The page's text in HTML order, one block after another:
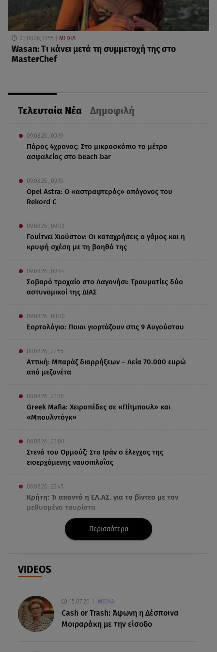
Τελευταία Νέα Δημοφιλή
09.08.26 , 09:19
Πάρος 4χρονος: Στο μικροσκόπιο τα μέτρα
ασφαλείας στο beach bar
09.08.26 , 09:15
Opel Astra: Ο «αστραφτερός» απόγονος του
Rekord C
09.08.26 , 09:03
Γουίτνεϊ Χιούστον: Οι καταχρήσεις ο γάμος και η
κρυφή σχέση με τη βοηθό της
09.08.26 , 08:44
Σοβαρό τροχαίο στο Λαγονήσι: Τραυματίες δύο
αστυνομικοί της ΔΙΑΣ
09.08.26 , 03:00
Εορτολόγιο: Ποιοι γιορτάζουν στις 9 Αυγούστου
08.08.26 , 23:55
Αττική: Μπαράζ διαρρήξεων – Λεία 70.000 ευρώ
από μεζονέτα
08.08.26 , 23:30
Greek Mafia: Χειροπέδες σε «Πίτμπουλ» και
«Μπουλντόγκ»
08.08.26 , 23:00
Στενά του Ορμούζ: Στο Ιράν ο έλεγχος της
εισερχόμενης ναυσιπλοΐας
08.08.26 , 22:45
Κρήτη: Τι απαντά η ΕΛ.ΑΣ. για το βίντεο με τον
μεθυσμένο τουρίστα
08.08.26 , 22:33
Αλεξανδρούπολη: Ανασύρθηκε χωρίς τις
αισθήσεις του ηλικιωμένος από πηγάδι
08.08.26 , 22:15
δηλητηρίασαν δύο δέντρα
08.08.26 , 21:50
Πάρος: Γονείς και ιδιοκτήτης κατηγορούνται για
Περισσότερα
VIDEOS
15.07.26 MEDIA
Cash or Trash: Άφωνη η Δέσποινα
Μοιραράκη με την είσοδο
03.08.26, 11:55 MEDIA
Wasan: Tι κάνει μετά τη συμμετοχή της στο
MasterChef